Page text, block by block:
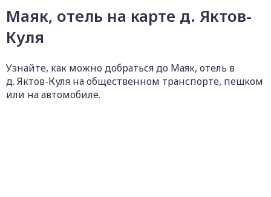
Маяк, отель на карте д. Яктов-
Куля
Узнайте, как можно добраться до Маяк, отель в
д. Яктов-Куля на общественном транспорте, пешком
или на автомобиле.